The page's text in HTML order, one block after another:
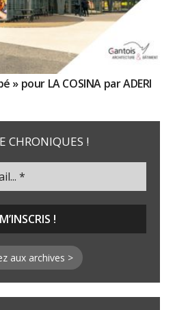
» pour LA COSINA par ADERI
CHRONIQUES !
aux archives >